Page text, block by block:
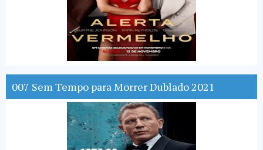
007 Sem Tempo para Morrer Dublado 2021